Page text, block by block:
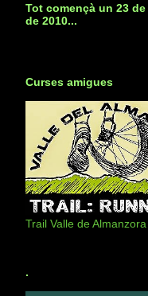
Tot començà un 23 de
de 2010...
Curses amigues
Trail Valle de Almanzora
.